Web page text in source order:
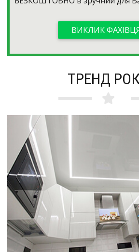
ВИКЛИК
ТРЕНД